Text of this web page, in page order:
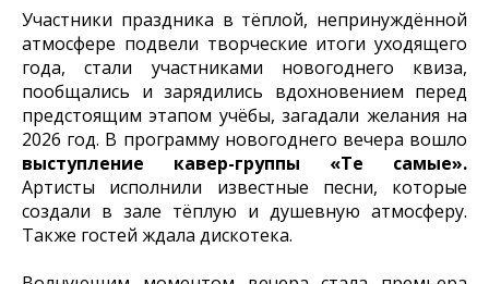
Участники праздника в тёплой, непринуждённой
атмосфере подвели творческие итоги уходящего
года, стали участниками новогоднего квиза,
пообщались и зарядились вдохновением перед
предстоящим этапом учёбы, загадали желания на
2026 год. В программу новогоднего вечера вошло
выступление кавер-группы «Те самые».
Артисты исполнили известные песни, которые
создали в зале тёплую и душевную атмосферу.
Также гостей ждала дискотека.